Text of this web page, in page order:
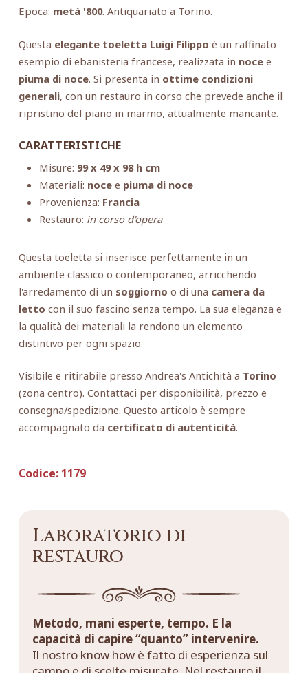
Epoca: metà '800. Antiquariato a Torino.
Questa elegante toeletta Luigi Filippo è un raffinato
esempio di ebanisteria francese, realizzata in nocee
piuma di noce. Si presenta in ottime condizioni
generali, con un restauro in corso che prevede anche il
ripristino del piano in marmo, attualmente mancante.
CARATTERISTICHE
Misure: 99 x 49 x 98 h cm
Materiali: nocee piuma di noce
Provenienza: Francia
Restauro: in corso d'opera
Questa toeletta si inserisce perfettamente in un
ambiente classico o contemporaneo, arricchendo
l'arredamento di un soggiorno o di una camera da
letto con il suo fascino senza tempo. La sua eleganza e
la qualità dei materiali la rendono un elemento
distintivo per ogni spazio.
Visibile e ritirabile presso Andrea's Antichità a Torino
(zona centro). Contattaci per disponibilità, prezzo e
consegna/spedizione. Questo articolo è sempre
accompagnato da certificato di autenticità.
Codice:1179
Laboratorio di
restauro
Metodo, mani esperte, tempo. E la
capacità di capire “quanto” intervenire.
Il nostro know how è fatto di esperienza sul